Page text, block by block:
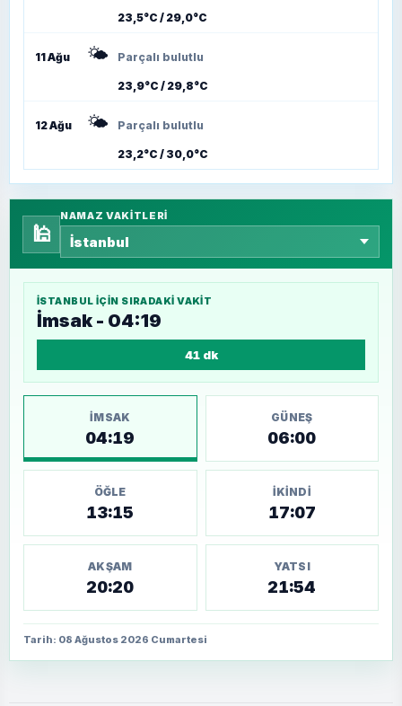
23,5°C / 29,0°C
11 Ağu 🌤️ Parçalı bulutlu
23,9°C / 29,8°C
12 Ağu 🌤️ Parçalı bulutlu
23,2°C / 30,0°C
🕌
NAMAZ VAKITLERI
İSTANBUL IÇIN SIRADAKI VAKIT
İmsak - 04:19
41 dk
İMSAK
04:19
GÜNEŞ
06:00
ÖĞLE
13:15
İKINDI
17:07
AKŞAM
20:20
YATSI
21:54
Tarih: 08 Ağustos 2026 Cumartesi